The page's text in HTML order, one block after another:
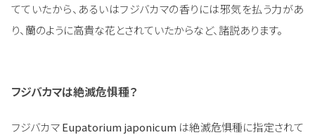
てていたから、あるいはフジバカマの香りには邪気を払う力があ
り、蘭のように高貴な花とされていたからなど、諸説あります。
フジバカマは絶滅危惧種？
フジバカマEupatorium japonicum は絶滅危惧種に指定されて